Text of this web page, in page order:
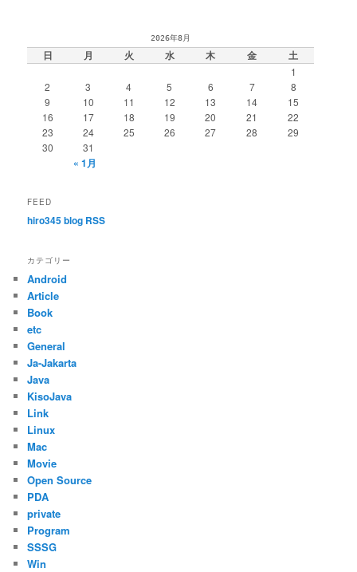
2026年8月
日 月 火 水 木 金 土
1
2
3 4 5 6 7
8
9
10 11 12 13 14
15
16
17 18 19 20 21
22
23
24 25 26 27 28
29
30
31
« 1月
FEED
hiro345 blog RSS
カテゴリー
Android
Article
Book
etc
General
Ja-Jakarta
Java
KisoJava
Link
Linux
Mac
Movie
Open Source
PDA
private
Program
SSSG
Win